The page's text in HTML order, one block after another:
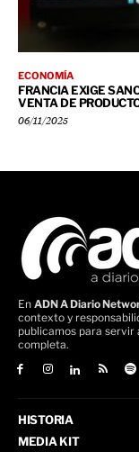
ECONOMÍA
FRANCIA EXIGE
VENTA DE
06/11/2025
En ADN A Diario
contexto y
publicamos para
completa.
HISTORIA
MEDIA KIT